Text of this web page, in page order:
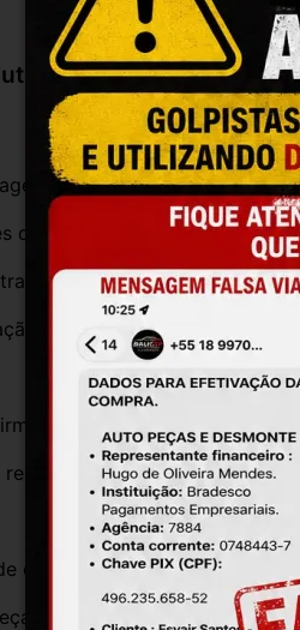
com procedência e
do envio
defeitos de funcionamento
de compatibilidade antes da
da compra
do Brasil
com seu veículo. Tire suas
exatamente igual à das